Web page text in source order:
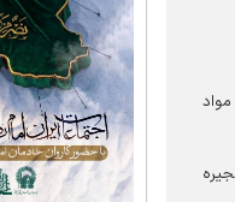
درمان، مواد